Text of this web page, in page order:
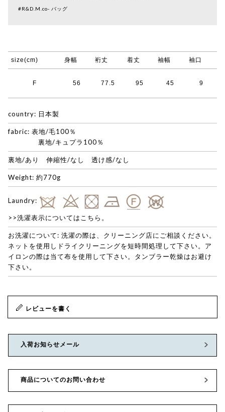
#R&D.M.co- バッグ
size(cm) 身幅 裄丈 着丈 袖幅 袖口
F 56 77.5 95 45 9
country: 日本製
fabric: 表地/毛100％
裏地/キュプラ100％
裏地/あり 伸縮性/なし 透け感/なし
Weight: 約770g
Laundry:
>>洗濯表示についてはこちら。
お洗濯について: 洗濯の際は、クリーニング店にご相談ください。
ネットを使用しドライクリーニングを短時間処理して下さい。ア
イロンの際は当て布を使用して下さい。タンブラー乾燥はお避け
下さい。
レビューを書く
入荷お知らせメール
商品についてのお問い合わせ